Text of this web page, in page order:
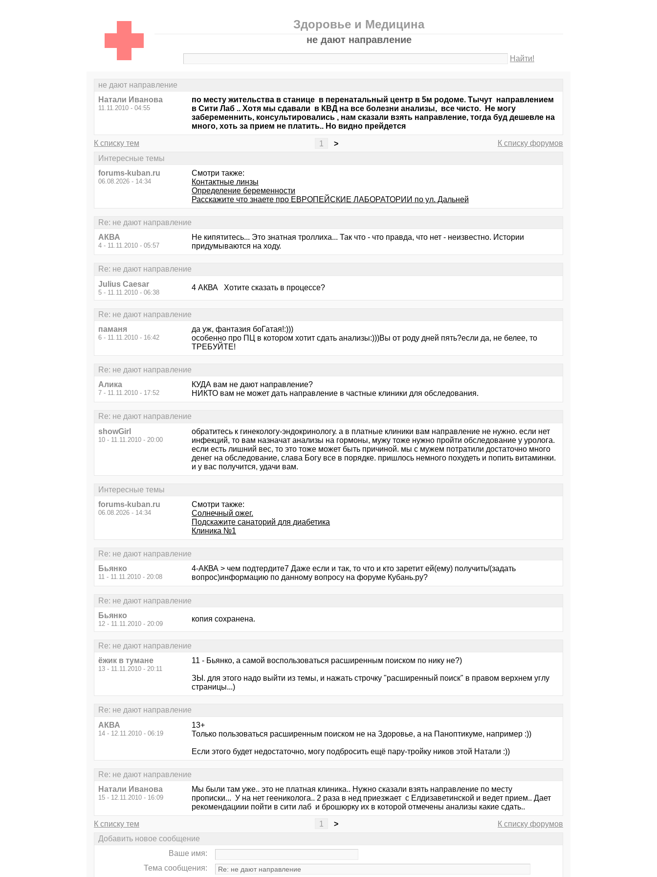
Здоровье и Медицина
не дают направление
Найти!
не дают направление
Натали Иванова
11.11.2010 - 04:55
по месту жительства в станице в перенатальный центр в 5м родоме. Тычут направлением
в Сити Лаб .. Хотя мы сдавали в КВД на все болезни анализы, все чисто. Не могу
забеременнить, консультировались , нам сказали взять направление, тогда буд дешевле на
много, хоть за прием не платить.. Но видно прейдется
К списку тем 1 >
К списку форумов
Интересные темы
forums-kuban.ru
06.08.2026 - 14:34
Смотри также:
Контактные линзы
Определение беременности
Расскажите что знаете про ЕВРОПЕЙСКИЕ ЛАБОРАТОРИИ по ул. Дальней
Re: не дают направление
АКВА
4 - 11.11.2010 - 05:57
Не кипятитесь... Это знатная троллиха... Так что - что правда, что нет - неизвестно. Истории
придумываются на ходу.
Re: не дают направление
Julius Caesar
5 - 11.11.2010 - 06:38
4 АКВА Хотите сказать в процессе?
Re: не дают направление
паманя
6 - 11.11.2010 - 16:42
да уж, фантазия боГатая!:)))
особенно про ПЦ в котором хотит сдать анализы:)))Вы от роду дней пять?если да, не белее, то
ТРЕБУЙТЕ!
Re: не дают направление
Алика
7 - 11.11.2010 - 17:52
КУДА вам не дают направление?
НИКТО вам не может дать направление в частные клиники для обследования.
Re: не дают направление
showGirl
10 - 11.11.2010 - 20:00
обратитесь к гинекологу-эндокринологу. а в платные клиники вам направление не нужно. если нет
инфекций, то вам назначат анализы на гормоны, мужу тоже нужно пройти обследование у уролога.
если есть лишний вес, то это тоже может быть причиной. мы с мужем потратили достаточно много
денег на обследование, слава Богу все в порядке. пришлось немного похудеть и попить витаминки.
и у вас получится, удачи вам.
Интересные темы
forums-kuban.ru
06.08.2026 - 14:34
Смотри также:
Солнечный ожег.
Подскажите санаторий для диабетика
Клиника №1
Re: не дают направление
Бьянко
11 - 11.11.2010 - 20:08
4-АКВА > чем подтердите7 Даже если и так, то что и кто заретит ей(ему) получить/(задать
вопрос)информацию по данному вопросу на форуме Кубань.ру?
Re: не дают направление
Бьянко
12 - 11.11.2010 - 20:09
копия сохранена.
Re: не дают направление
ёжик в тумане
13 - 11.11.2010 - 20:11
11 - Бьянко, а самой воспользоваться расширенным поиском по нику не?)
ЗЫ. для этого надо выйти из темы, и нажать строчку "расширенный поиск" в правом верхнем углу
страницы...)
Re: не дают направление
АКВА
14 - 12.11.2010 - 06:19
13+
Только пользоваться расширенным поиском не на Здоровье, а на Паноптикуме, например :))
Если этого будет недостаточно, могу подбросить ещё пару-тройку ников этой Натали :))
Re: не дают направление
Натали Иванова
15 - 12.11.2010 - 16:09
Мы были там уже.. это не платная клиника.. Нужно сказали взять направление по месту
прописки... У на нет геениколога.. 2 раза в нед приезжает с Елдизаветинской и ведет прием.. Дает
рекомендациии пойти в сити лаб и брошюрку их в которой отмечены анализы какие сдать..
К списку тем 1 >
К списку форумов
Добавить новое сообщение
Ваше имя:
Тема сообщения: